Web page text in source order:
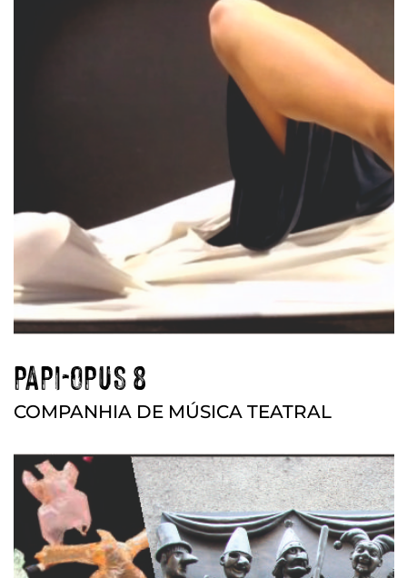
PAPI-OPUS 8
COMPANHIA DE MÚSICA TEATRAL